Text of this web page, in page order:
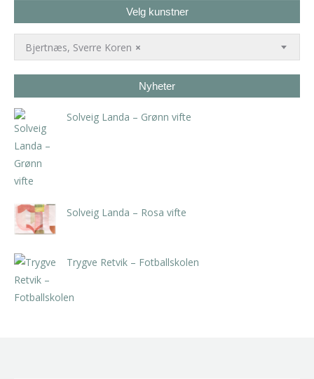
Velg kunstner
×
Bjertnæs, Sverre Koren
Nyheter
Solveig Landa – Grønn vifte
Solveig Landa – Rosa vifte
Trygve Retvik – Fotballskolen